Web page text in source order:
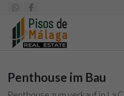
Penthouse im Bau